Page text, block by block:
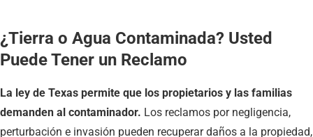
¿Tierra o Agua Contaminada? Usted
Puede Tener un Reclamo
La ley de Texas permite que los propietarios y las familias
demanden al contaminador. Los reclamos por negligencia,
perturbación e invasión pueden recuperar daños a la propiedad,